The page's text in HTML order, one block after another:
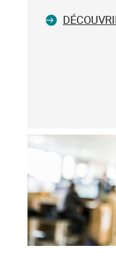
la
et
flèche
puis
validez-
le
avec
la